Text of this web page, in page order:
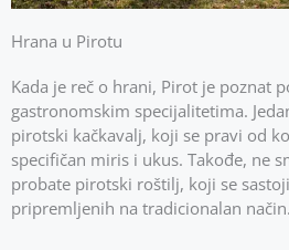
Hrana u Pirotu
Kada je reč o hrani, Pirot je poznat
gastronomskim specijalitetima.
pirotski kačkavalj, koji se pravi od
specifičan miris i ukus. Takođe, ne
probate pirotski roštilj, koji se
pripremljenih na tradicionalan način.